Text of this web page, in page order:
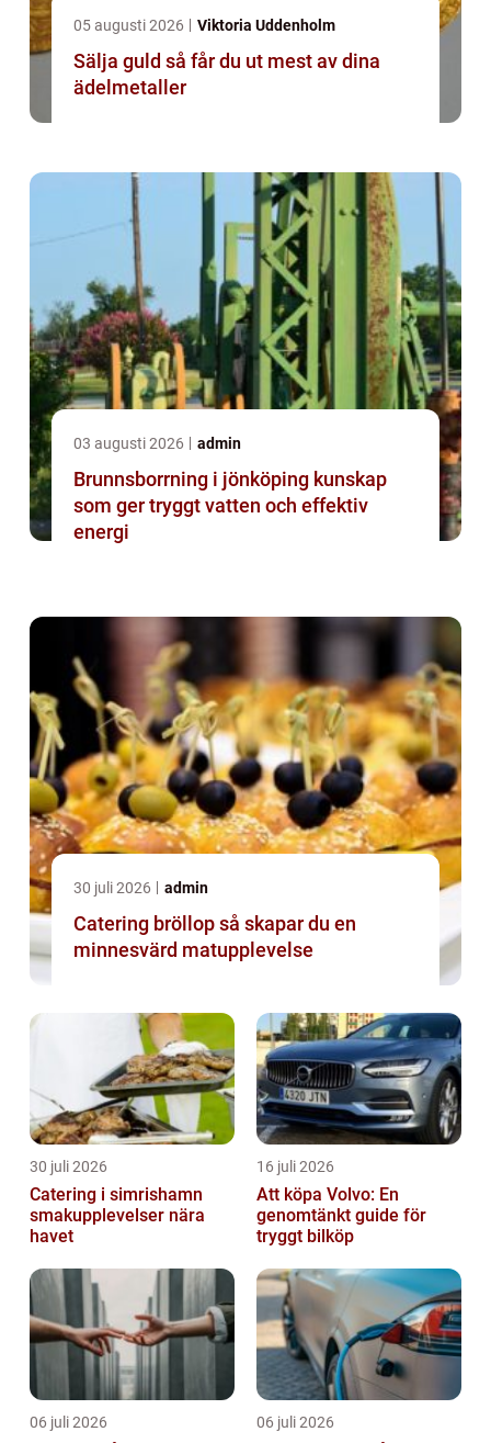
05 augusti 2026 Viktoria Uddenholm
Sälja guld så får du ut mest av dina
ädelmetaller
03 augusti 2026 admin
Brunnsborrning i jönköping kunskap
som ger tryggt vatten och effektiv
energi
30 juli 2026 admin
Catering bröllop så skapar du en
minnesvärd matupplevelse
30 juli 2026
Catering i simrishamn
smakupplevelser nära
havet
16 juli 2026
Att köpa Volvo: En
genomtänkt guide för
tryggt bilköp
06 juli 2026 06 juli 2026